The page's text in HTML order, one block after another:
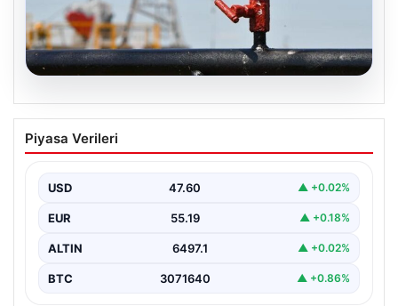
Petrol fiyatları 25 Mayıs: Petrol fiyatları
düştü mü, ne kadar oldu? Brent petrol
Piyasa Verileri
USD 47.60 ▲ +0.02%
EUR 55.19 ▲ +0.18%
ALTIN 6497.1 ▲ +0.02%
BTC 3071640 ▲ +0.86%